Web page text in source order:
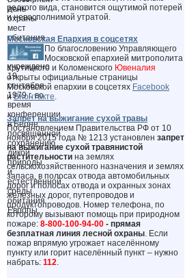
редкого вида, становится ощутимой потерей
и невосполнимой утратой.
Московская Епархия в соцсетях
По благословению Управляющего
Московской епархией митрополита
Крутицкого и Коломенского Ювеналия
открыты официальные страницы
Московской епархии в соцсетях Facebook
иВКонтакте
Запрет на выжигание сухой травы
Постановлением Правительства РФ от 10
ноября 2015 года № 1213 установлен запрет
на выжигание сухой травянистой
растительности на землях
сельскохозяйственного назначения и землях
запаса, в полосах отвода автомобильных
дорог и полосах отвода и охранных зонах
железных дорог, путепроводов и
продуктопроводов. Номер телефона, по
которому вызывают помощь при природном
пожаре: 8-800-100-94-00 - прямая
безплатная линия лесной охраны . Если
пожар впрямую угрожает населённому
пункту или горит населённый пункт – нужно
набрать: 112